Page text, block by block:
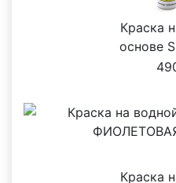
Краска
основе
Краска